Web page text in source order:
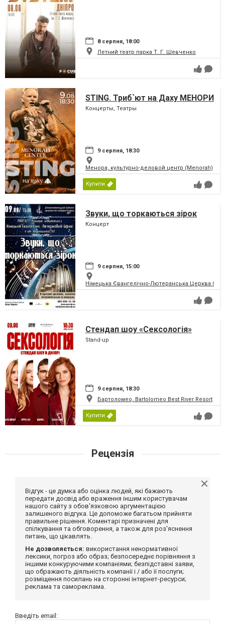
8 серпня, 18:00
Летний театр парка Т. Г. Шевченко
STING. Триб`ют на Даху МЕНОРИ
Концерты, Театры
9 серпня, 18:30
Менора, культурно-деловой центр (Menorah)
Купити
Звуки, що торкаються зірок
Концерт
9 серпня, 15:00
Німецька Євангелічно-Лютеранська Церква
Стендап шоу «Сексологія»
Stand-up
9 серпня, 18:30
Бартоломео, Bartolomeo Best River Resort
Купити
Рецензія
Відгук - це думка або оцінка людей, які бажають
передати досвід або враження іншим користувачам
нашого сайту з обов'язковою аргументацією
залишеного відгука. Це допоможе багатьом прийняти
правильне рішення. Коментарі призначені для
спілкування та обговорення, а також для роз'яснення
питань, що цікавлять.
Не дозволяється: використання ненормативної
лексики, погроз або образ; безпосереднє порівняння з
іншими конкуруючими компаніями; безпідставні заяви,
що ображають діяльність компанії і / або її послуги;
розміщення посилань на сторонні інтернет-ресурси;
реклама та самореклама.
Введіть email: